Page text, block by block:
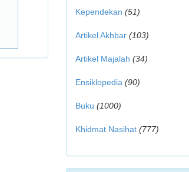
Kependekan (51)
Artikel Akhbar (103)
Artikel Majalah (34)
Ensiklopedia (90)
Buku (1000)
Khidmat Nasihat (777)